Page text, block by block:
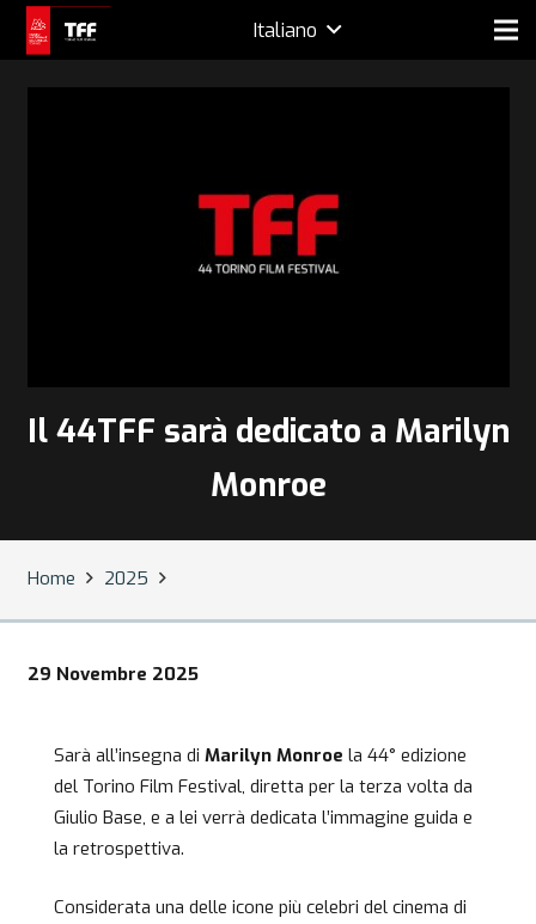
Italiano
Il 44TFF sarà dedicato a Marilyn
Monroe
Home 2025
29 Novembre 2025
Sarà all’insegna di Marilyn Monroe la 44° edizione
del Torino Film Festival, diretta per la terza volta da
Giulio Base, e a lei verrà dedicata l’immagine guida e
la retrospettiva.
Considerata una delle icone più celebri del cinema di